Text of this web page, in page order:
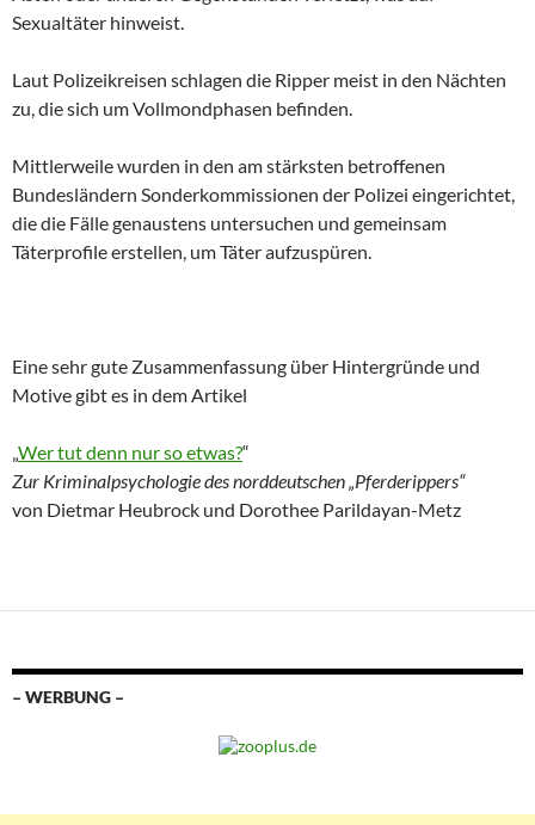
Sexualtäter hinweist.
Laut Polizeikreisen schlagen die Ripper meist in den Nächten
zu, die sich um Vollmondphasen befinden.
Mittlerweile wurden in den am stärksten betroffenen
Bundesländern Sonderkommissionen der Polizei eingerichtet,
die die Fälle genaustens untersuchen und gemeinsam
Täterprofile erstellen, um Täter aufzuspüren.
Eine sehr gute Zusammenfassung über Hintergründe und
Motive gibt es in dem Artikel
„Wer tut denn nur so etwas?“
Zur Kriminalpsychologie des norddeutschen „Pferderippers“
von Dietmar Heubrock und Dorothee Parildayan-Metz
– WERBUNG –